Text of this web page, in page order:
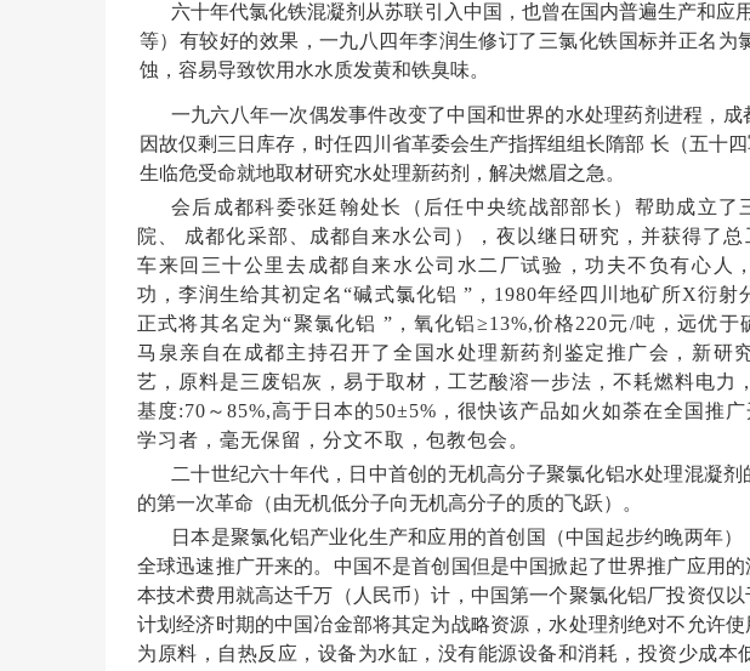
六十年代氯化铁混凝剂从苏联引入中国，也曾在国内普遍生产和应
等）有较好的效果，一九八四年李润生修订了三氯化铁国标并正名
蚀，容易导致饮用水水质发黄和铁臭味。
一九六八年一次偶发事件改变了中国和世界的水处理药剂进程，成
因故仅剩三日库存，时任四川省革委会生产指挥组组长隋部 长（五十
生临危受命就地取材研究水处理新药剂，解决燃眉之急。
会后成都科委张廷翰处长（后任中央统战部部长）帮助成立了
院、
成都化采部、成都自来水公司），夜以继日研究，并获得了
车来回三十公里去成都自来水公司水二厂试验，功夫不负有心人
功，李润生给其初定名“碱式氯化铝 ”，1980年经四川地矿所X衍
正式将其名定为“聚氯化铝 ”，氧化铝≥13%,价格220元/吨，远优
马泉亲自在成都主持召开了全国水处理新药剂鉴定推广会，新研
艺，原料是三废铝灰，易于取材，工艺酸溶一步法，不耗燃料电力
基度:70～85%,高于日本的50±5%，很快该产品如火如荼在全国推
学习者，毫无保留，分文不取，包教包会。
二十世纪六十年代，日中首创的无机高分子聚氯化铝水处理混凝
的第一次革命（由无机低分子向无机高分子的质的飞跃）。
日本是聚氯化铝产业化生产和应用的首创国（中国起步约晚两年
全球迅速推广开来的。中国不是首创国但是中国掀起了世界推广应用
本技术费用就高达千万（人民币）计，中国第一个聚氯化铝厂投资仅
计划经济时期的中国冶金部将其定为战略资源，水处理剂绝对不允许
为原料，自热反应，设备为水缸，没有能源设备和消耗，投资少成本